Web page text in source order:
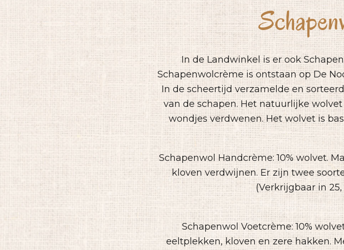
In de Landwinkel is er ook
Schapenwolcrème is ontstaan op De
In de scheertijd verzamelde en
van de schapen. Het natuurlijke
wondjes verdwenen. Het wolvet is
Schapenwol Handcrème: 10% wolvet.
kloven verdwijnen. Er zijn twee
(Verkrijgbaar in 25,
Schapenwol Voetcrème: 10%
eeltplekken, kloven en zere hakken.